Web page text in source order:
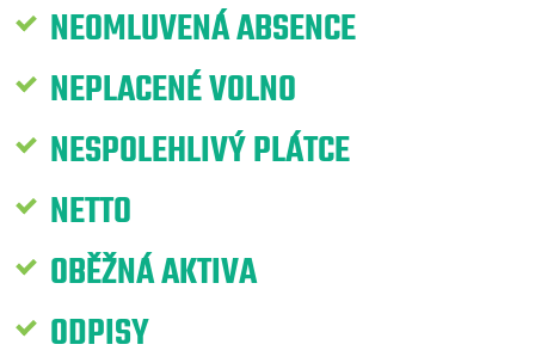
NEOMLUVENÁ ABSENCE
NEPLACENÉ VOLNO
NESPOLEHLIVÝ PLÁTCE
NETTO
OBĚŽNÁ AKTIVA
ODPISY